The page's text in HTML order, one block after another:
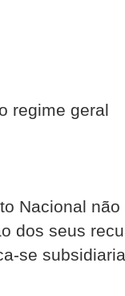
regime geral
Nacional
dos seus
se